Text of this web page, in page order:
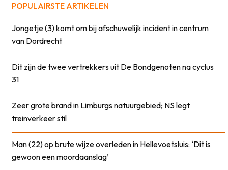
POPULAIRSTE ARTIKELEN
Jongetje (3) komt om bij afschuwelijk incident in centrum
van Dordrecht
Dit zijn de twee vertrekkers uit De Bondgenoten na cyclus
31
Zeer grote brand in Limburgs natuurgebied; NS legt
treinverkeer stil
Man (22) op brute wijze overleden in Hellevoetsluis: ‘Dit is
gewoon een moordaanslag’